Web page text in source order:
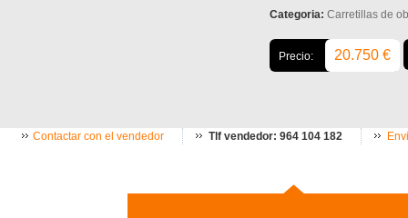
Categoria: Carretillas de
Precio: 20.750 €
Contactar con el vendedor Tlf vendedor: 964 104 182